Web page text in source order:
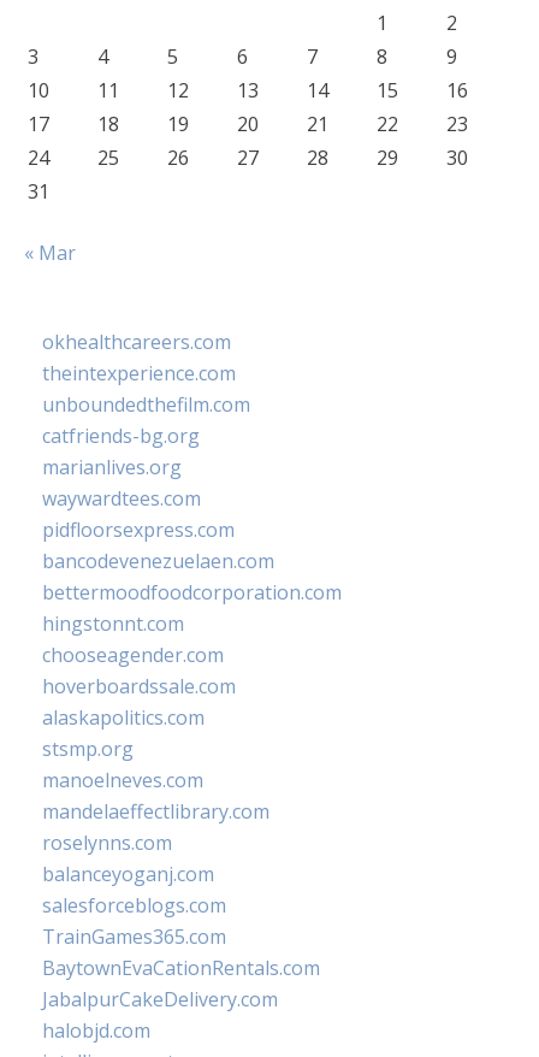
1
2
3
4 5 6 7 8
9
10
11 12 13 14 15
16
17
18 19 20 21 22
23
24
25 26 27 28 29
30
31
« Mar
okhealthcareers.com
theintexperience.com
unboundedthefilm.com
catfriends-bg.org
marianlives.org
waywardtees.com
pidfloorsexpress.com
bancodevenezuelaen.com
bettermoodfoodcorporation.com
hingstonnt.com
chooseagender.com
hoverboardssale.com
alaskapolitics.com
stsmp.org
manoelneves.com
mandelaeffectlibrary.com
roselynns.com
balanceyoganj.com
salesforceblogs.com
TrainGames365.com
BaytownEvaCationRentals.com
JabalpurCakeDelivery.com
halobjd.com